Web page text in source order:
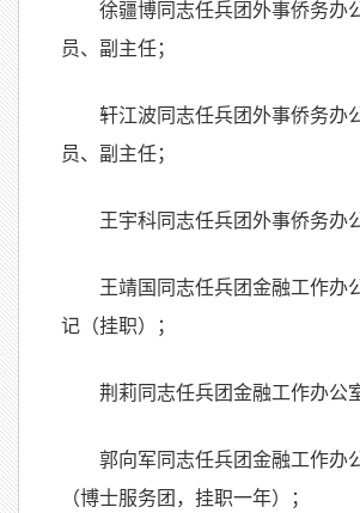
徐疆博同志任兵团外事侨务办
员、副主任；
轩江波同志任兵团外事侨务办
员、副主任；
王宇科同志任兵团外事侨务办
王靖国同志任兵团金融工作办
记（挂职）；
荆莉同志任兵团金融工作办公
郭向军同志任兵团金融工作办
（博士服务团，挂职一年）；